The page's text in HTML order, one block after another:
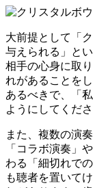
大前提として「
与えられる」と
相手の心身に取
れがあることを
あるべきで、「
ようにしてくださ
また、複数の演
「コラボ演奏」
わる「細切れで
も聴者を置いて